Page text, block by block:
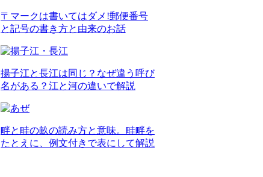
〒マークは書いてはダメ!郵便番号
と記号の書き方と由来のお話
揚子江と長江は同じ？なぜ違う呼び
名がある？江と河の違いで解説
畔と畦の畝の読み方と意味。畦畔を
たとえに、例文付きで表にして解説